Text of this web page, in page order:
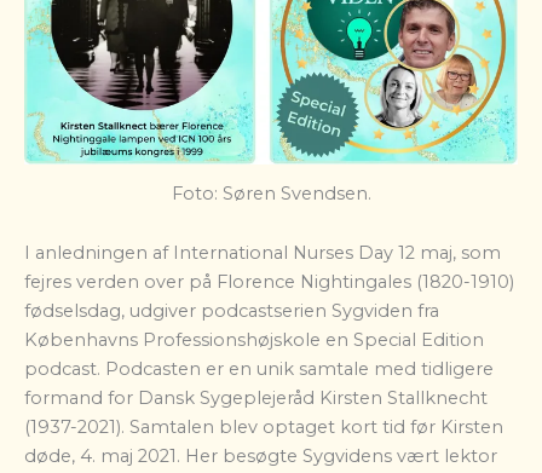
Foto: Søren Svendsen.
I anledningen af International Nurses Day 12 maj, som
fejres verden over på Florence Nightingales (1820-1910)
fødselsdag, udgiver podcastserien Sygviden fra
Københavns Professionshøjskole en Special Edition
podcast. Podcasten er en unik samtale med tidligere
formand for Dansk Sygeplejeråd Kirsten Stallknecht
(1937-2021). Samtalen blev optaget kort tid før Kirsten
døde, 4. maj 2021. Her besøgte Sygvidens vært lektor